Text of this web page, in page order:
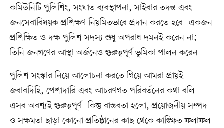
কমিউনিটি পুলিশিং, সংঘাত ব্যবস্থাপনা, সাইবার তদন্ত এবং
জনসেবাবিষয়ক প্রশিক্ষণ নিয়মিতভাবে প্রদান করতে হবে। একজন
প্রশিক্ষিত ও দক্ষ পুলিশ সদস্য শুধু অপরাধ দমনই করেন না;
তিনি জনগণের আস্থা অর্জনেও গুরুত্বপূর্ণ ভূমিকা পালন করেন।
পুলিশ সংস্কার নিয়ে আলোচনা করতে গিয়ে আমরা প্রায়ই
জবাবদিহি, পেশাদারি এবং আচরণগত পরিবর্তনের কথা বলি।
এসব অবশ্যই গুরুত্বপূর্ণ। কিন্তু বাস্তবতা হলো, প্রয়োজনীয় সম্পদ
ও সক্ষমতা ছাড়া কোনো প্রতিষ্ঠানের কাছ থেকে কাঙ্ক্ষিত ফলাফল